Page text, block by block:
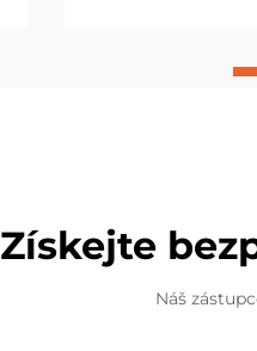
Získejte
Náš